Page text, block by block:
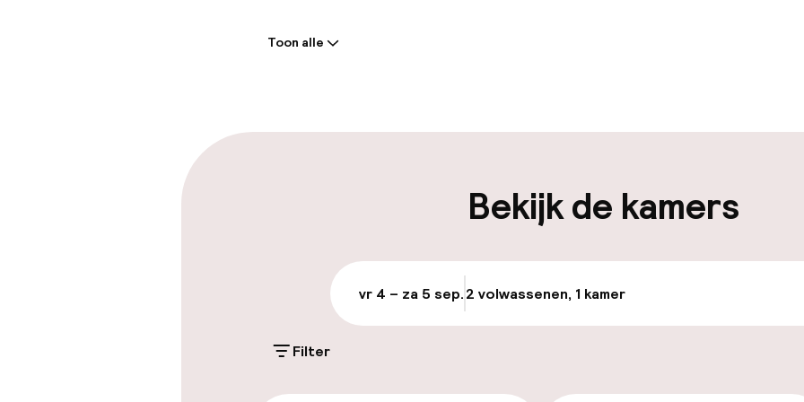
Parkeergelegenheid op eigen
Mogelijk extra kosten
Openbaar parkeren
Toegankelijkheid
Toon alle
Bekijk de kamers
vr 4 – za 5 sep.2 volwassenen, 1 kamer
Filter